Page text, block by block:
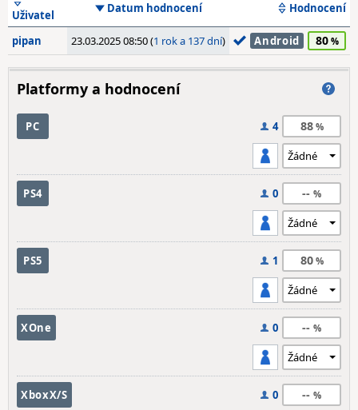
Uživatel Datum hodnocení Hodnocení
pipan 23.03.2025 08:50 (1 rok a 137 dní) Android 80
Platformy a hodnocení
PC 4 88
PS4 0 --
PS5 1 80
XOne 0 --
XboxX/S 0 --